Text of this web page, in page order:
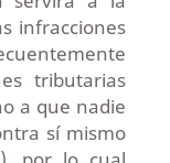
infracciones
tributarias
a que nadie
sí mismo